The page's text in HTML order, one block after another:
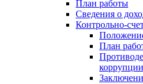
План работы
Сведения о
Контрольно-
План
коррупции